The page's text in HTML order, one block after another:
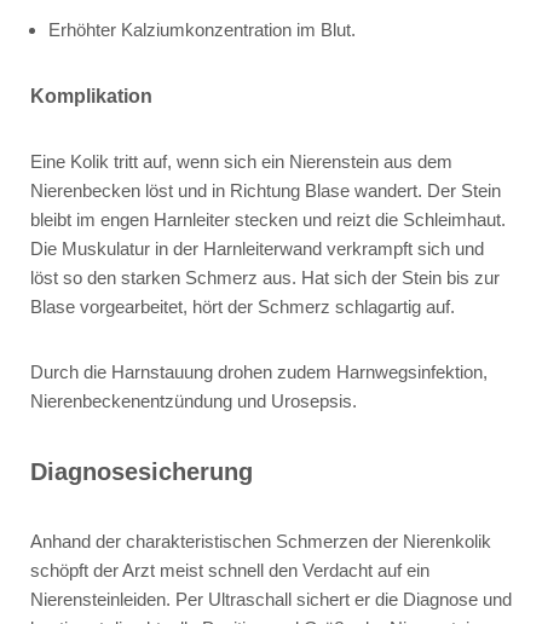
Erhöhter Kalziumkonzentration im Blut.
Komplikation
Eine Kolik tritt auf, wenn sich ein Nierenstein aus dem
Nierenbecken löst und in Richtung Blase wandert. Der Stein
bleibt im engen Harnleiter stecken und reizt die Schleimhaut.
Die Muskulatur in der Harnleiterwand verkrampft sich und
löst so den starken Schmerz aus. Hat sich der Stein bis zur
Blase vorgearbeitet, hört der Schmerz schlagartig auf.
Durch die Harnstauung drohen zudem Harnwegsinfektion,
Nierenbeckenentzündung und Urosepsis.
Diagnosesicherung
Anhand der charakteristischen Schmerzen der Nierenkolik
schöpft der Arzt meist schnell den Verdacht auf ein
Nierensteinleiden. Per Ultraschall sichert er die Diagnose und